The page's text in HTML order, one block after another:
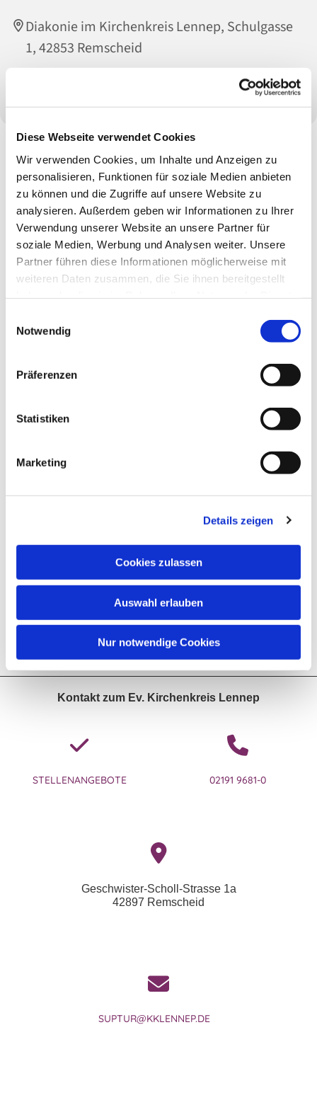
Diese Webseite verwendet Cookies
Wir verwenden Cookies, um Inhalte und Anzeigen zu
personalisieren, Funktionen für soziale Medien anbieten
zu können und die Zugriffe auf unsere Website zu
analysieren. Außerdem geben wir Informationen zu Ihrer
Verwendung unserer Website an unsere Partner für
soziale Medien, Werbung und Analysen weiter. Unsere
Partner führen diese Informationen möglicherweise mit
weiteren Daten zusammen, die Sie ihnen bereitgestellt
Notwendig
Präferenzen
Statistiken
Marketing
Details zeigen
Cookies zulassen
Auswahl erlauben
Nur notwendige Cookies
Diakonie im Kirchenkreis Lennep, Schulgasse
1, 42853 Remscheid
Schutz bei Kontopfändung
Wir bieten jeden Mittwochin der Zeit von 10:00 bis 12:00 Uhr
eine P-Konto Sprechstunde in den Räumen der Schulgasse 1
an.
Eine vorherige Terminvereinbarung ist nicht erforderlich. Die
P-Konto Bescheinigung kann nach Vorlage von folgenden
Unterlagen ausgestellt werden (siehe Button "Das
Pfändungsschutzkonto").
Kontakt zum Ev. Kirchenkreis Lennep
STELLENANGEBOTE 02191 9681-0
Geschwister-Scholl-Strasse 1a
42897 Remscheid
SUPTUR@KKLENNEP.DE